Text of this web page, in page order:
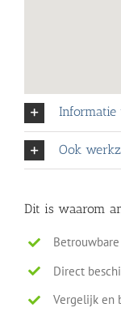
Informatie
Ook
Dit is waarom
Direct
Vergelijk en